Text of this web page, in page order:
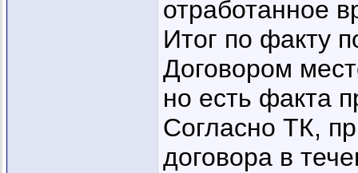
отработанное
Итог по факту
Договором
но есть факта
Согласно ТК,
договора в